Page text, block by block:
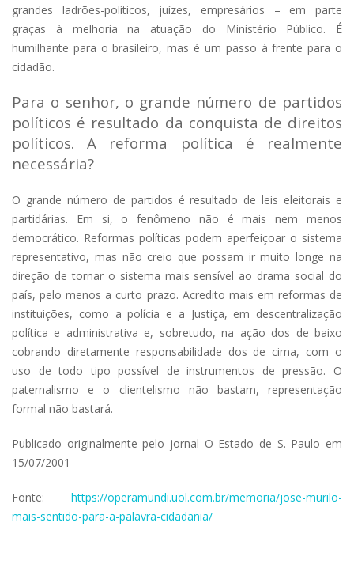
grandes ladrões-políticos, juízes, empresários – em parte
graças à melhoria na atuação do Ministério Público. É
humilhante para o brasileiro, mas é um passo à frente para o
cidadão.
Para o senhor, o grande número de partidos
políticos é resultado da conquista de direitos
políticos. A reforma política é realmente
necessária?
O grande número de partidos é resultado de leis eleitorais e
partidárias. Em si, o fenômeno não é mais nem menos
democrático. Reformas políticas podem aperfeiçoar o sistema
representativo, mas não creio que possam ir muito longe na
direção de tornar o sistema mais sensível ao drama social do
país, pelo menos a curto prazo. Acredito mais em reformas de
instituições, como a polícia e a Justiça, em descentralização
política e administrativa e, sobretudo, na ação dos de baixo
cobrando diretamente responsabilidade dos de cima, com o
uso de todo tipo possível de instrumentos de pressão. O
paternalismo e o clientelismo não bastam, representação
formal não bastará.
Publicado originalmente pelo jornal O Estado de S. Paulo em
15/07/2001
Fonte: https://operamundi.uol.com.br/memoria/jose-murilo-
mais-sentido-para-a-palavra-cidadania/